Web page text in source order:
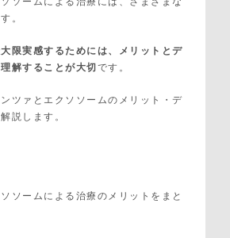
。
限実感するためには、メリットとデ
解することが大切です。
ツァとエクソソームのメリット・デ
説します。
ソームによる治療のメリットをまと